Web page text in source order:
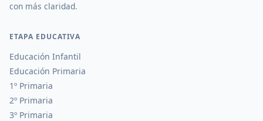
con más claridad.
ETAPA EDUCATIVA
Educación Infantil
Educación Primaria
1º Primaria
2º Primaria
3º Primaria